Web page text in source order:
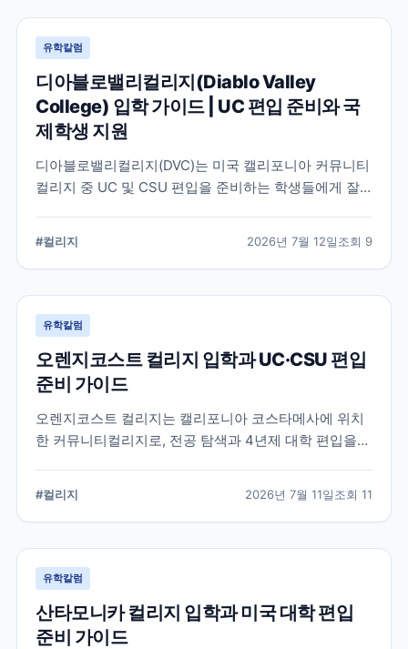
유학칼럼
디아블로밸리컬리지(Diablo Valley
College) 입학 가이드 | UC 편입 준비와 국
제학생 지원
디아블로밸리컬리지(DVC)는 미국 캘리포니아 커뮤니티
컬리지 중 UC 및 CSU 편입을 준비하는 학생들에게 잘
정리했습니다.
#컬리지 2026년 7월 12일조회 9
유학칼럼
오렌지코스트 컬리지 입학과 UC·CSU 편입
준비 가이드
오렌지코스트 컬리지는 캘리포니아 코스타메사에 위치
한 커뮤니티컬리지로, 전공 탐색과 4년제 대학 편입을
#컬리지 2026년 7월 11일조회 11
유학칼럼
산타모니카 컬리지 입학과 미국 대학 편입
준비 가이드